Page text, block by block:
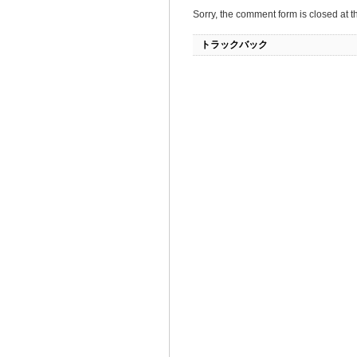
Sorry, the comment form is closed at
トラックバック